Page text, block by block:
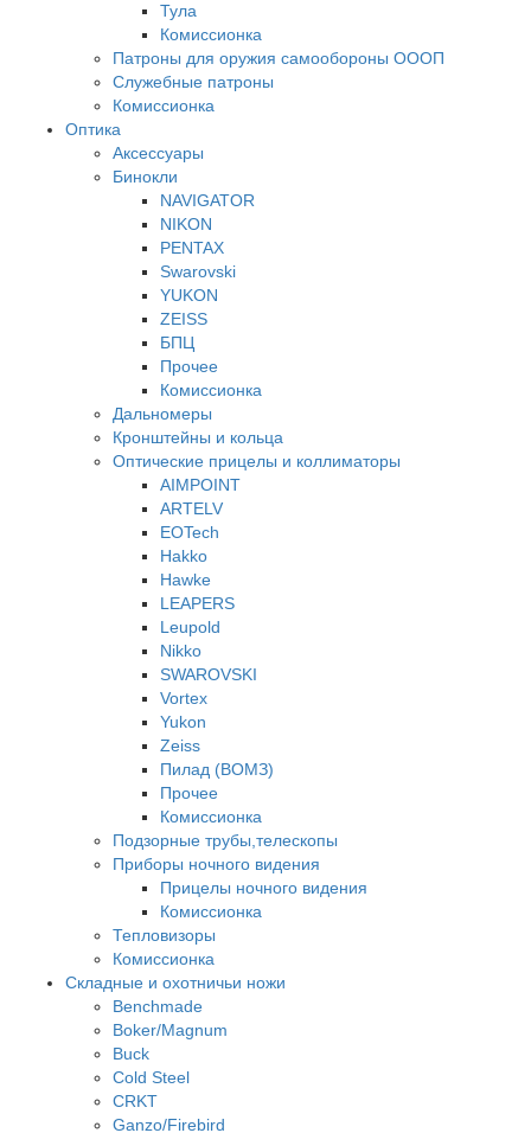
Тула
Комиссионка
Патроны для оружия самообороны ОООП
Служебные патроны
Комиссионка
Оптика
Аксессуары
Бинокли
NAVIGATOR
NIKON
PENTAX
Swarovski
YUKON
ZEISS
БПЦ
Прочее
Комиссионка
Дальномеры
Кронштейны и кольца
Оптические прицелы и коллиматоры
AIMPOINT
ARTELV
EOTech
Hakko
Hawke
LEAPERS
Leupold
Nikko
SWAROVSKI
Vortex
Yukon
Zeiss
Пилад (ВОМЗ)
Прочее
Комиссионка
Подзорные трубы,телескопы
Приборы ночного видения
Прицелы ночного видения
Комиссионка
Тепловизоры
Комиссионка
Складные и охотничьи ножи
Benchmade
Boker/Magnum
Buck
Cold Steel
CRKT
Ganzo/Firebird